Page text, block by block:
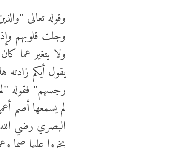
وقوله تعالى
وجلت قلوبهم
ولا يتغير عما
يقول أيكم زادته
رجسهم" فقوله
لم يسمعها أصم
البصري رضي
يخروا عليها صما